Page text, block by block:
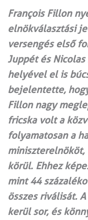
François Fillon
elnökválasztási
versengés első
Juppét és
helyével el is
bejelentette,
Fillon nagy
fricska volt a
folyamatosan a
miniszterelnököt,
körül. Ehhez
mint 44
összes riválisát.
kerül sor, és